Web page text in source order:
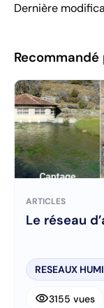
Dernière
ARTICLES
Le réseau
RESEAUX
visibility3155 vues